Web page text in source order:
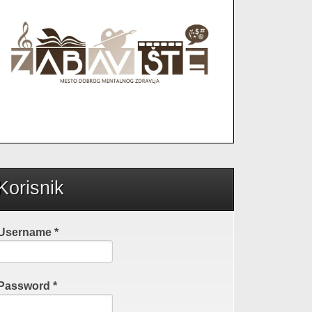
*
Password*